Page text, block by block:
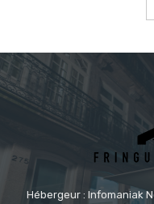
Hébergeur : Infomaniak